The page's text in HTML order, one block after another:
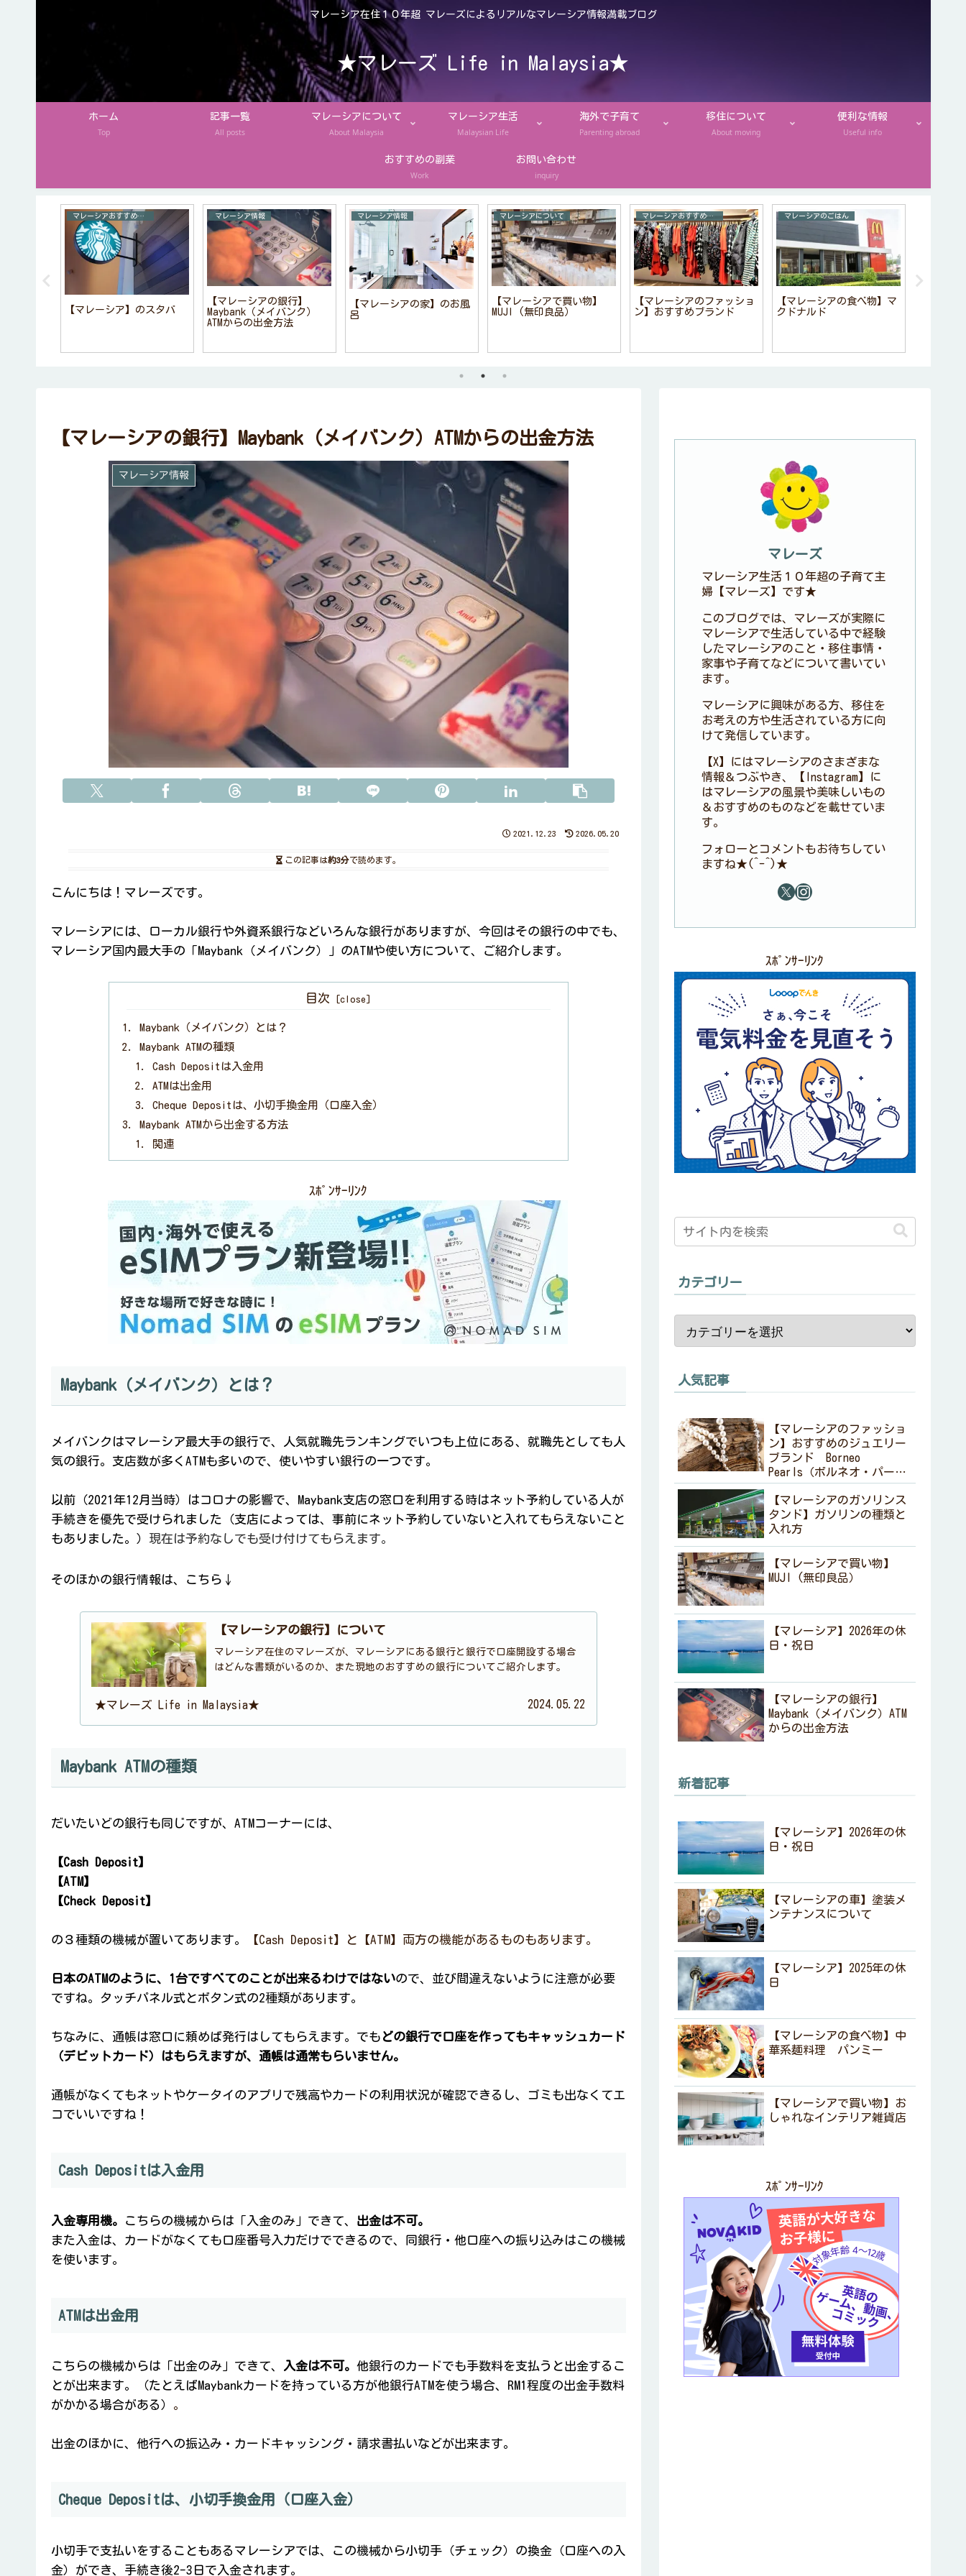
マレーシア在住１０年超 マレーズによるリアルなマレーシア情報満載ブログ
★マレーズ Life in Malaysia★
ホーム
Top
記事一覧
All posts
マレーシアについて
About Malaysia
マレーシア生活
Malaysian Life
海外で子育て
Parenting abroad
移住について
About moving
便利な情報
Useful info
おすすめの副業
Work
お問い合わせ
inquiry
マレーシアおすすめお土産
【マレーシア】のスタバ
マレーシア情報
【マレーシアの銀行】
Maybank（メイバンク）
ATMからの出金方法
マレーシア情報
【マレーシアの家】のお風
呂
マレーシアについて
【マレーシアで買い物】
MUJI (無印良品）
マレーシアおすすめお土産
【マレーシアのファッショ
ン】おすすめブランド
マレーシアのごはん
【マレーシアの食べ物】マ
クドナルド
【マレーシアの銀行】Maybank（メイバンク）ATMからの出金方法
マレーシア情報
2021.12.23 2026.05.20
この記事は約3分で読めます。
こんにちは！マレーズです。
マレーシアには、ローカル銀行や外資系銀行などいろんな銀行がありますが、今回はその銀行の中でも、
マレーシア国内最大手の「Maybank（メイバンク）」のATMや使い方について、ご紹介します。
目次
Maybank（メイバンク）とは？
Maybank ATMの種類
Cash Depositは入金用
ATMは出金用
Cheque Depositは、小切手換金用（口座入金）
Maybank ATMから出金する方法
関連
ｽﾎﾟﾝｻｰﾘﾝｸ
Maybank（メイバンク）とは？
メイバンクはマレーシア最大手の銀行で、人気就職先ランキングでいつも上位にある、就職先としても人
気の銀行。支店数が多くATMも多いので、使いやすい銀行の一つです。
以前（2021年12月当時）はコロナの影響で、Maybank支店の窓口を利用する時はネット予約している人が
手続きを優先で受けられました（支店によっては、事前にネット予約していないと入れてもらえないこと
もありました。） 現在は予約なしでも受け付けてもらえます。
そのほかの銀行情報は、こちら↓
【マレーシアの銀行】について
マレーシア在住のマレーズが、マレーシアにある銀行と銀行で口座開設する場合
はどんな書類がいるのか、また現地のおすすめの銀行についてご紹介します。
★マレーズ Life in Malaysia★ 2024.05.22
Maybank ATMの種類
だいたいどの銀行も同じですが、ATMコーナーには、
【Cash Deposit】
【ATM】
【Check Deposit】
の３種類の機械が置いてあります。 【Cash Deposit】と【ATM】両方の機能があるものもあります。
日本のATMのように、1台ですべてのことが出来るわけではないので、並び間違えないように注意が必要
ですね。タッチパネル式とボタン式の2種類があります。
ちなみに、通帳は窓口に頼めば発行はしてもらえます。でも どの銀行で口座を作ってもキャッシュカード
（デビットカード）はもらえますが、通帳は通常もらいません。
通帳がなくてもネットやケータイのアプリで残高やカードの利用状況が確認できるし、ゴミも出なくてエ
コでいいですね！
Cash Depositは入金用
入金専用機。 こちらの機械からは「入金のみ」できて、 出金は不可。
また入金は、カードがなくても口座番号入力だけでできるので、同銀行・他口座への振り込みはこの機械
を使います。
ATMは出金用
こちらの機械からは「出金のみ」できて、 入金は不可。 他銀行のカードでも手数料を支払うと出金するこ
とが出来ます。（たとえばMaybankカードを持っている方が他銀行ATMを使う場合、RM1程度の出金手数料
がかかる場合がある） 。
出金のほかに、他行への振込み・カードキャッシング・請求書払いなどが出来ます。
Cheque Depositは、小切手換金用（口座入金）
小切手で支払いをすることもあるマレーシアでは、この機械から小切手（チェック）の換金（口座への入
金）ができ、手続き後2-3日で入金されます。
マレーズ
マレーシア生活１０年超の子育て主
婦【マレーズ】です★
このブログでは、マレーズが実際に
マレーシアで生活している中で経験
したマレーシアのこと・移住事情・
家事や子育てなどについて書いてい
ます。
マレーシアに興味がある方、移住を
お考えの方や生活されている方に向
けて発信しています。
【X】にはマレーシアのさまざまな
情報＆つぶやき、【Instagram】に
はマレーシアの風景や美味しいもの
＆おすすめのものなどを載せていま
す。
フォローとコメントもお待ちしてい
ますね★(^-^)★
ｽﾎﾟﾝｻｰﾘﾝｸ
カテゴリー
人気記事
【マレーシアのファッショ
ン】おすすめのジュエリー
ブランド Borneo
Pearls（ボルネオ・パール
ズ ）
【マレーシアのガソリンス
タンド】ガソリンの種類と
入れ方
【マレーシアで買い物】
MUJI (無印良品）
【マレーシア】2026年の休
日・祝日
【マレーシアの銀行】
Maybank（メイバンク）ATM
からの出金方法
新着記事
【マレーシア】2026年の休
日・祝日
【マレーシアの車】塗装メ
ンテナンスについて
【マレーシア】2025年の休
日
【マレーシアの食べ物】中
華系麺料理 パンミー
【マレーシアで買い物】お
しゃれなインテリア雑貨店
ｽﾎﾟﾝｻｰﾘﾝｸ